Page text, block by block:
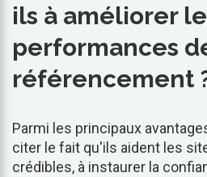
ils à améliorer
performances
référencement
Parmi les principaux
citer le fait qu'ils aident les
crédibles, à instaurer la